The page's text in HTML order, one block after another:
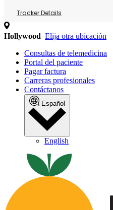
Tracker Details
Hollywood Elija otra ubicación
Consultas de telemedicina
Portal del paciente
Pagar factura
Carreras profesionales
Contáctanos
Español
English